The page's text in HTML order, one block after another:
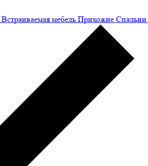
Встраиваемая мебель Прихожие Спальни